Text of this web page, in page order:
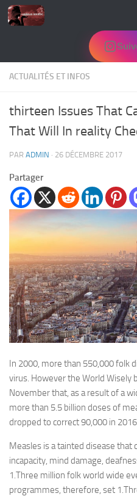
Skip to content
ACTUALITÉS ET INFOS
thirteen Issues That
That Will In reality
PAR ADMIN · 26 DÉCEMBRE 2017
Partager
In 2000, more than 550,000 folk
virus. However the World Wisely
November that, as a result of a
more than 5.5 billion doses of
dropped to correct 90,000 in
Measles is a tainted disease that
incapacity, mind damage,
1.Three million folk world wide
programmes, therefore, set